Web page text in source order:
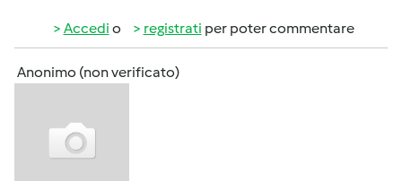
Accedi o registrati per poter commentare
Anonimo (non verificato)